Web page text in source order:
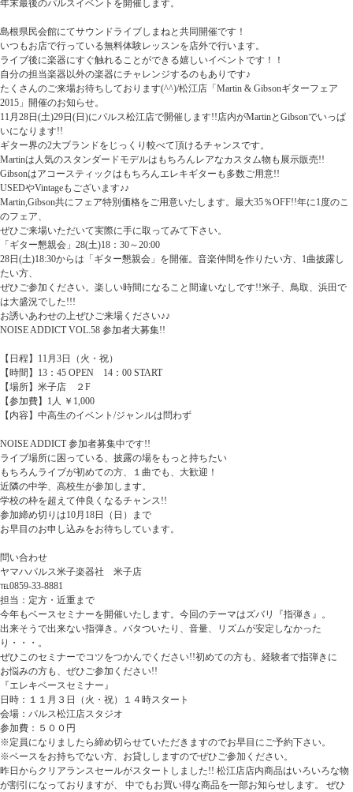
年末最後のパルスイベントを開催します。
島根県民会館にてサウンドライブしまねと共同開催です！
いつもお店で行っている無料体験レッスンを店外で行います。
ライブ後に楽器にすぐ触れることができる嬉しいイベントです！！
自分の担当楽器以外の楽器にチャレンジするのもありです♪
たくさんのご来場お待ちしております(^^)/松江店「Martin & Gibsonギターフェア
2015」開催のお知らせ。
11月28日(土)29日(日)にパルス松江店で開催します!!店内がMartinとGibsonでいっぱ
いになります!!
ギター界の2大ブランドをじっくり較べて頂けるチャンスです。
Martinは人気のスタンダードモデルはもちろんレアなカスタム物も展示販売!!
Gibsonはアコースティックはもちろんエレキギターも多数ご用意!!
USEDやVintageもございます♪♪
Martin,Gibson共にフェア特別価格をご用意いたします。最大35％OFF!!年に1度のこ
のフェア、
ぜひご来場いただいて実際に手に取ってみて下さい。
「ギター懇親会」28(土)18：30～20:00
28日(土)18:30からは「ギター懇親会」を開催。音楽仲間を作りたい方、1曲披露し
たい方、
ぜひご参加ください。楽しい時間になること間違いなしです!!米子、鳥取、浜田で
は大盛況でした!!!
お誘いあわせの上ぜひご来場ください♪♪
NOISE ADDICT VOL.58 参加者大募集!!
【日程】11月3日（火・祝）
【時間】13：45 OPEN 14：00 START
【場所】米子店 ２F
【参加費】1人 ￥1,000
【内容】中高生のイベント/ジャンルは問わず
NOISE ADDICT 参加者募集中です!!
ライブ場所に困っている、披露の場をもっと持ちたい
もちろんライブが初めての方、１曲でも、大歓迎！
近隣の中学、高校生が参加します。
学校の枠を超えて仲良くなるチャンス!!
参加締め切りは10月18日（日）まで
お早目のお申し込みをお待ちしています。
問い合わせ
ヤマハパルス米子楽器社 米子店
℡0859-33-8881
担当：定方・近重まで
今年もベースセミナーを開催いたします。今回のテーマはズバリ『指弾き』。
出来そうで出来ない指弾き。バタついたり、音量、リズムが安定しなかった
り・・・。
ぜひこのセミナーでコツをつかんでください!!初めての方も、経験者で指弾きに
お悩みの方も、ぜひご参加ください!!
『エレキベースセミナー』
日時：１１月３日（火・祝）１４時スタート
会場：パルス松江店スタジオ
参加費：５００円
※定員になりましたら締め切らせていただきますのでお早目にご予約下さい。
※ベースをお持ちでない方、お貸ししますのでぜひご参加ください。
昨日からクリアランスセールがスタートしました!! 松江店店内商品はいろいろな物
が割引になっておりますが、 中でもお買い得な商品を一部お知らせします。 ぜひ